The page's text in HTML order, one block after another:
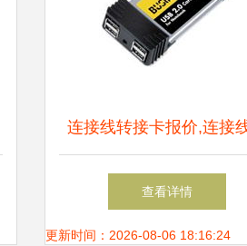
连接线转接卡报价,连接
接卡推荐,连接线转接卡哪
牌子好 it168产品报价
查看详情
更新时间：2026-08-06 18:16:24